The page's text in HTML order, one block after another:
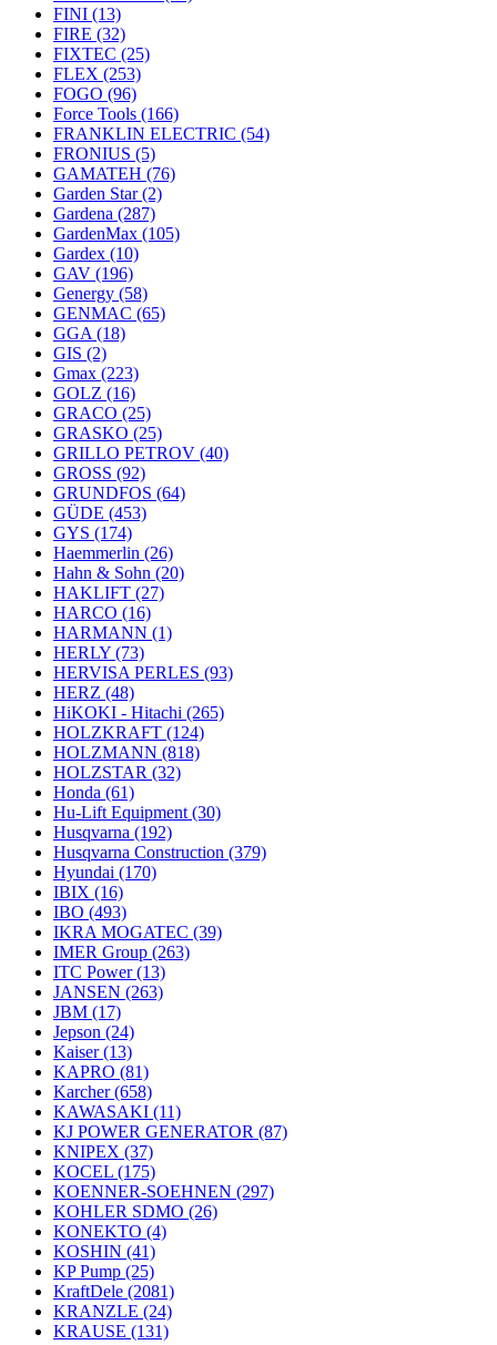
FINI (13)
FIRE (32)
FIXTEC (25)
FLEX (253)
FOGO (96)
Force Tools (166)
FRANKLIN ELECTRIC (54)
FRONIUS (5)
GAMATEH (76)
Garden Star(2)
Gardena (287)
GardenMax (105)
Gardex (10)
GAV (196)
Genergy (58)
GENMAC (65)
GGA (18)
GIS (2)
Gmax (223)
GOLZ (16)
GRACO (25)
GRASKO (25)
GRILLO PETROV (40)
GROSS (92)
GRUNDFOS (64)
GÜDE (453)
GYS (174)
Haemmerlin (26)
Hahn & Sohn (20)
HAKLIFT (27)
HARCO (16)
HARMANN (1)
HERLY (73)
HERVISA PERLES (93)
HERZ (48)
HiKOKI - Hitachi (265)
HOLZKRAFT (124)
HOLZMANN (818)
HOLZSTAR (32)
Honda (61)
Hu-Lift Equipment (30)
Husqvarna (192)
Husqvarna Construction (379)
Hyundai (170)
IBIX (16)
IBO (493)
IKRA MOGATEC (39)
IMER Group (263)
ITC Power(13)
JANSEN (263)
JBM (17)
Jepson (24)
Kaiser(13)
KAPRO (81)
Karcher(658)
KAWASAKI (11)
KJ POWER GENERATOR (87)
KNIPEX (37)
KOCEL (175)
KOENNER-SOEHNEN (297)
KOHLER SDMO (26)
KONEKTO (4)
KOSHIN (41)
KP Pump (25)
KraftDele (2081)
KRANZLE (24)
KRAUSE (131)